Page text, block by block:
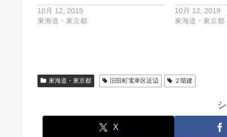
10月 12, 2019
東海道・東京都
10月 12, 2019
東海道・東京都
東海道・東京都 旧田町電車区近辺 ２階建
X